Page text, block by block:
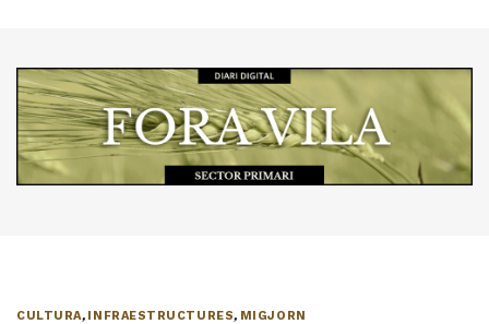
CULTURA, INFRAESTRUCTURES, MIGJORN